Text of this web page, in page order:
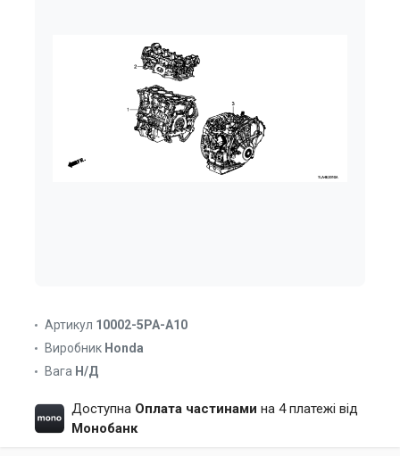
Артикул 10002-5PA-A10
Виробник Honda
Вага Н/Д
Доступна Оплата частинами на 4 платежі від
Монобанк